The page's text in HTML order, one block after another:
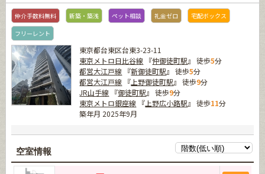
仲介手数料無料 新築・築浅 ペット相談 礼金ゼロ
宅配ボックス
フリーレント
東京都台東区台東3-23-11
東京メトロ日比谷線 『仲御徒町駅』 徒歩5分
都営大江戸線 『新御徒町駅』 徒歩5分
都営大江戸線 『 上野御徒町駅』 徒歩9分
JR山手線 『御徒町駅』 徒歩9分
東京メトロ銀座線 『 上野広小路駅』 徒歩11分
築年月 2025年9月
空室情報